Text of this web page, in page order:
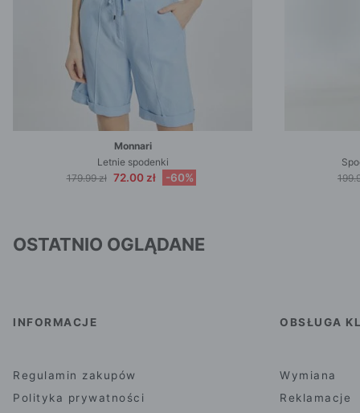
Monnari
Letnie spodenki
179.99 zł 72.00 zł -60%
OSTATNIO OGLĄDANE
INFORMACJE
Regulamin zakupów
Polityka prywatności
OBSŁUGA
Wymiana
Reklamacje